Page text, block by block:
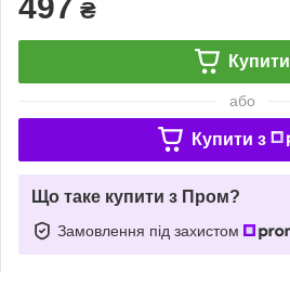
₴
Купити
або
Купити з
Що таке купити з Пром?
Замовлення під захистом